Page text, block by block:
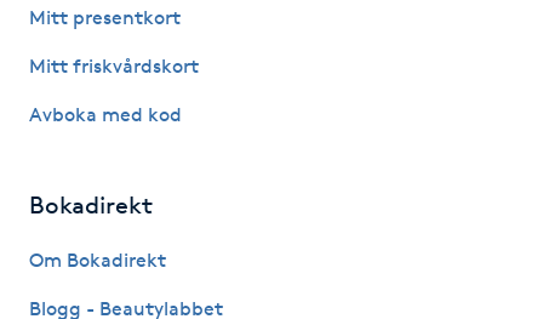
HIFU
Hollywood Peel
Hot yoga
Mitt presentkort
Mitt friskvårdskort
Avboka med kod
Bokadirekt
Om Bokadirekt
Blogg - Beautylabbet